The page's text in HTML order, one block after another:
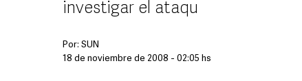
investigar el ataqu
Por: SUN
18 de noviembre de 2008 - 02:05 hs